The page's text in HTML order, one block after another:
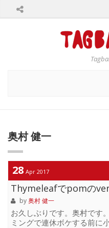
奥村 健一
28 Apr 2017
Thymeleafでpomの
by奥村 健一
お久しぶりです。奥村です
ミングで連休ボケする前に